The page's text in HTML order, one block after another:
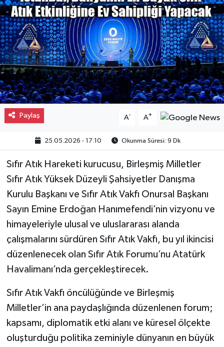
Paylaş A- A+
25.05.2026 - 17:10 Okunma Süresi: 9 Dk
Sıfır Atık Hareketi kurucusu, Birleşmiş Milletler
Sıfır Atık Yüksek Düzeyli Şahsiyetler Danışma
Kurulu Başkanı ve Sıfır Atık Vakfı Onursal Başkanı
Sayın Emine Erdoğan Hanımefendi’nin vizyonu ve
himayeleriyle ulusal ve uluslararası alanda
çalışmalarını sürdüren Sıfır Atık Vakfı, bu yıl ikincisi
düzenlenecek olan Sıfır Atık Forumu’nu Atatürk
Havalimanı’nda gerçekleştirecek.
Sıfır Atık Vakfı öncülüğünde ve Birleşmiş
Milletler’in ana paydaşlığında düzenlenen forum;
kapsamı, diplomatik etki alanı ve küresel ölçekte
oluşturduğu politika zeminiyle dünyanın en büyük
Spor
Eğitim